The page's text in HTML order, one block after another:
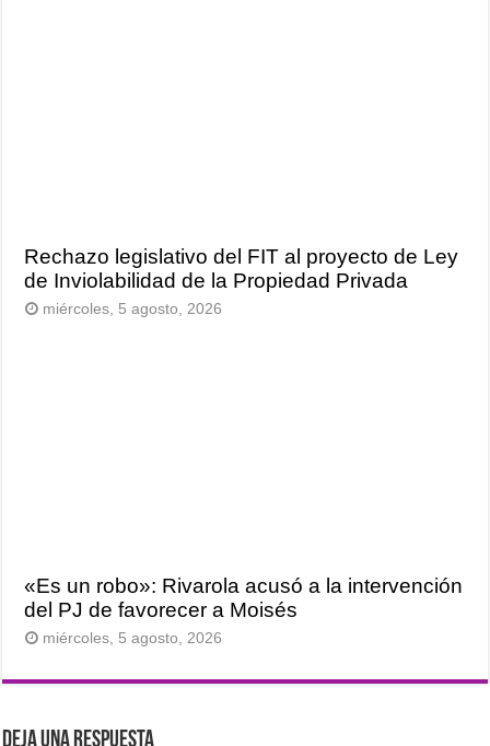
Rechazo legislativo del FIT al proyecto de Ley
de Inviolabilidad de la Propiedad Privada
miércoles, 5 agosto, 2026
«Es un robo»: Rivarola acusó a la intervención
del PJ de favorecer a Moisés
miércoles, 5 agosto, 2026